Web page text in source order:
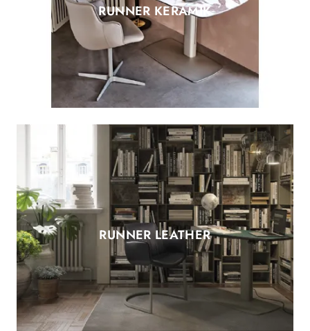
RUNNER KERAMIK
RUNNER LEATHER